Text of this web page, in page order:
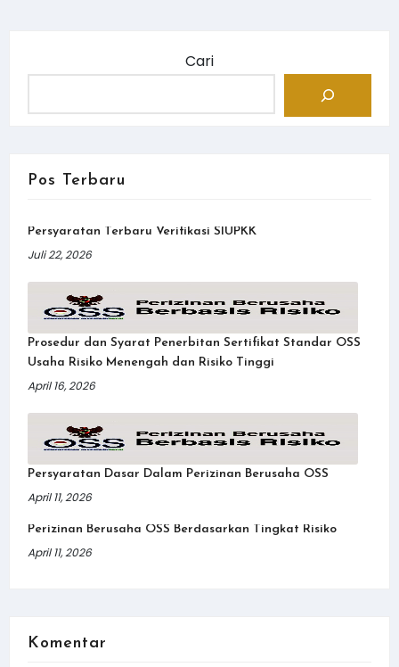
Cari
Pos Terbaru
Persyaratan Terbaru Verifikasi SIUPKK
Juli 22, 2026
Prosedur dan Syarat Penerbitan Sertifikat Standar OSS
Usaha Risiko Menengah dan Risiko Tinggi
April 16, 2026
Persyaratan Dasar Dalam Perizinan Berusaha OSS
April 11, 2026
Perizinan Berusaha OSS Berdasarkan Tingkat Risiko
April 11, 2026
Komentar